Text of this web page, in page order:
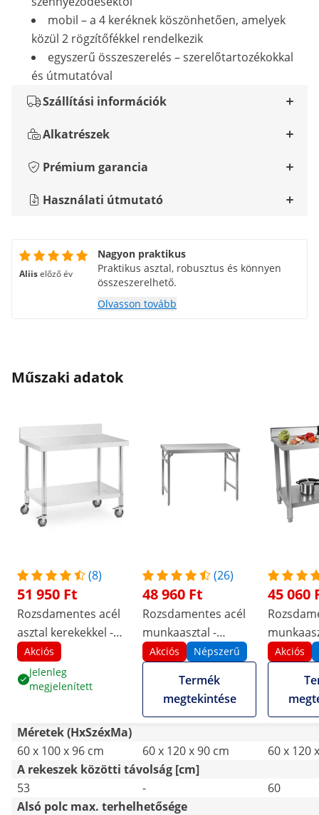
mobil – a 4 keréknek köszönhetően, amelyek
közül 2 rögzítőfékkel rendelkezik
egyszerű összeszerelés – szerelőtartozékokkal
és útmutatóval
Szállítási információk
Alkatrészek
Prémium garancia
Használati útmutató
Aliiselőző év
Nagyon praktikus
Praktikus asztal, robusztus és könnyen
összeszerelhető.
Olvasson tovább
Műszaki adatok
(8)
51 950 Ft
Rozsdamentes acél
asztal kerekekkel -
PREMIUM - 60 x 100
cm - 155 kg - hátsó
perem - Royal
Akciós
Jelenleg
megjelenített
(26)
48 960 Ft
Rozsdamentes acél
munkaasztal -
PREMIUM - 120 x 60
cm - 210 kg -
összecsukható -
Royal Catering
Akciós Népszerű
Termék
megtekintése
45 060
120 x 60
hátsó
Royal
Akciós
Méretek (HxSzéxMa)
60 x 100 x 96 cm
60 x 120 x 90 cm
60 x 120
A rekeszek közötti távolság [cm]
53
-
60
Alsó polc max. terhelhetősége